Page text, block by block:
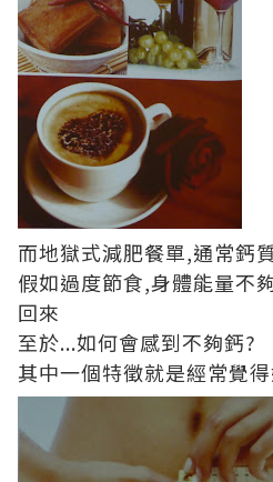
而地獄式減肥餐單,通常鈣
假如過度節食,身體能量不
回來
至於...如何會感到不夠鈣?
其中一個特徵就是經常覺